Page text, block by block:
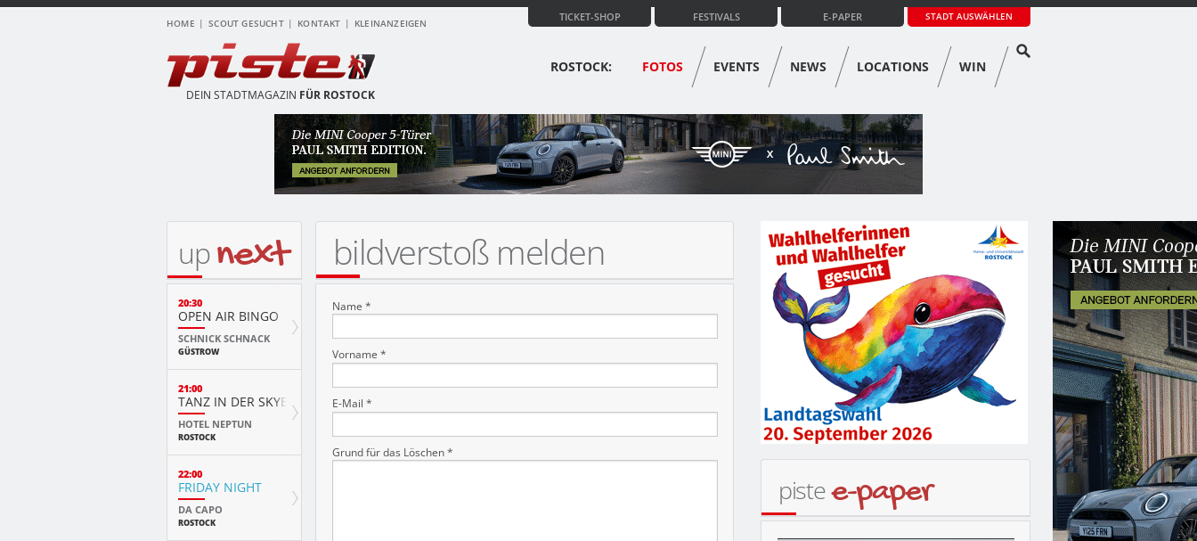
HOME SCOUT GESUCHT KONTAKT KLEINANZEIGEN
STADT AUSWÄHLEN
E-PAPER
FESTIVALS
TICKET-SHOP
DEIN STADTMAGAZIN FÜR ROSTOCK
ROSTOCK: FOTOS EVENTS NEWS LOCATIONS WIN
bildverstoß melden
Name *
Vorname *
E-Mail *
Grund für das Löschen *
upnext
20:30
OPEN AIR BINGO
SCHNICK SCHNACK
GÜSTROW
21:00
TANZ IN DER SKYBAR
HOTEL NEPTUN
ROSTOCK
22:00
FRIDAY NIGHT
DA CAPO
ROSTOCK
pistee-paper